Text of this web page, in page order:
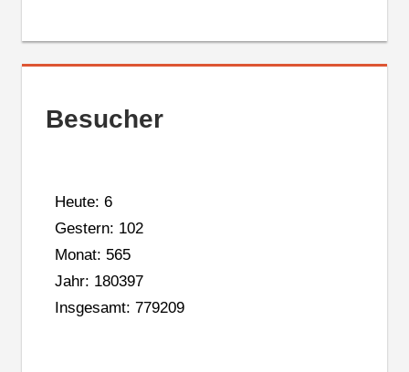
Besucher
Heute: 6
Gestern: 102
Monat: 565
Jahr: 180397
Insgesamt: 779209